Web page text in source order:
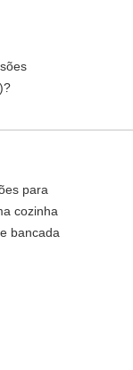
para
cozinha
bancada